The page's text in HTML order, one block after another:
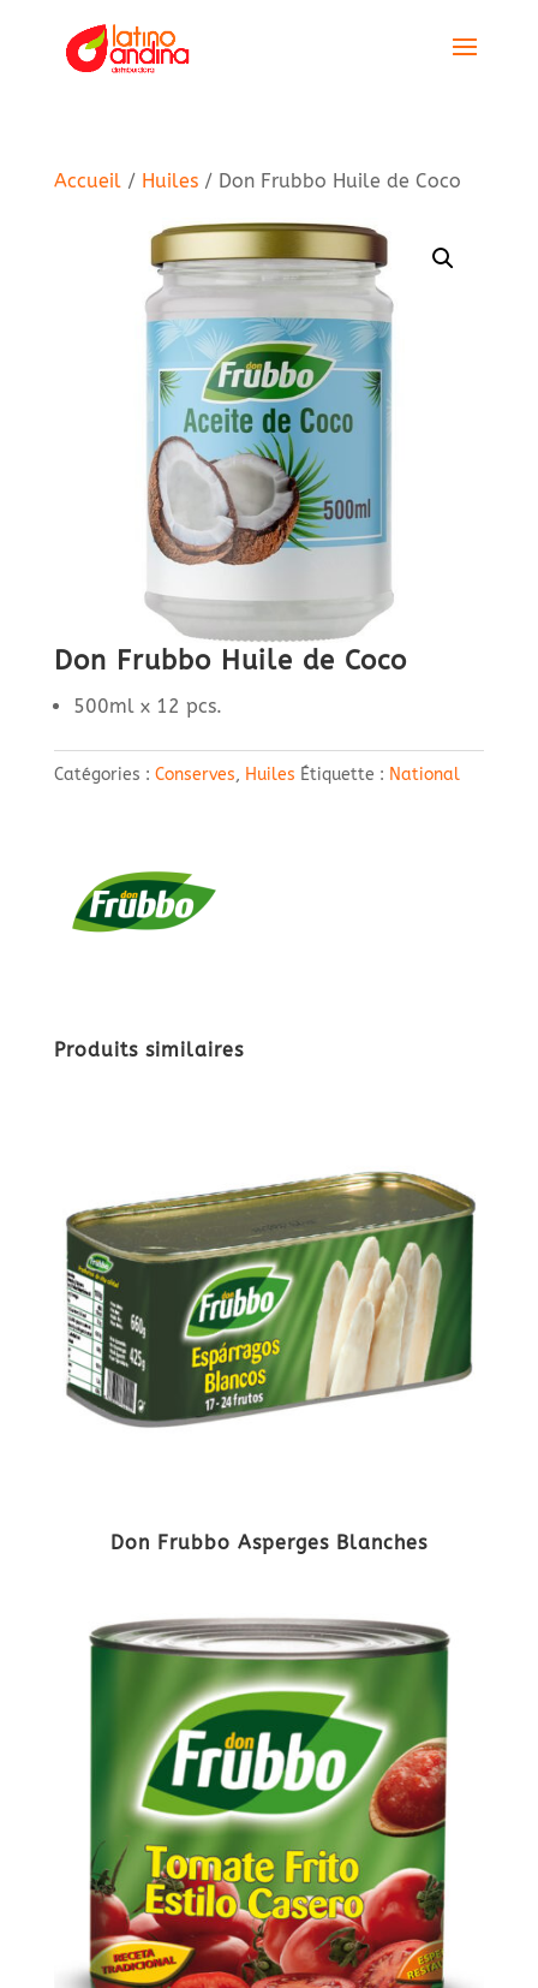
Accueil/ Huiles/ Don Frubbo Huile de Coco
Don Frubbo Huile de Coco
500ml x 12 pcs.
Catégories : Conserves, Huiles Étiquette : National
Produits similaires
Don Frubbo Asperges Blanches